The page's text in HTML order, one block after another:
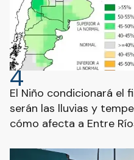
4
El Niño condicionará el
serán las lluvias y
cómo afecta a Entre